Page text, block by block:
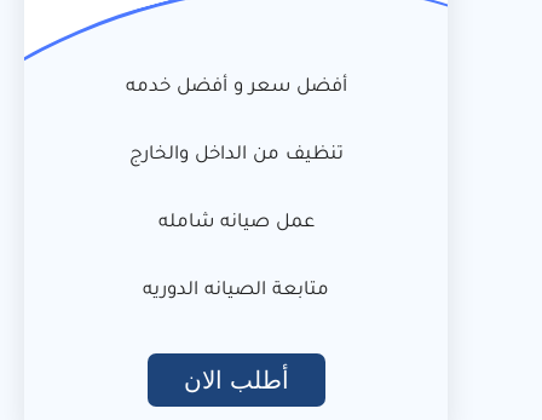
أفضل سعر و أفضل خدمه
تنظيف من الداخل والخارج
عمل صيانه شامله
متابعة الصيانه الدوريه
أطلب الان